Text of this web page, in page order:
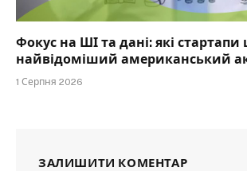
Фокус на ШІ та дані: які стартапи
найвідоміший американський
1 Серпня 2026
ЗАЛИШИТИ КОМЕНТАР